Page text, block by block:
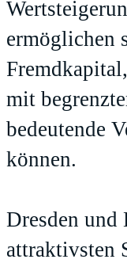
ermöglichen
mit
bedeutende
können.
Dresden und
attraktivsten